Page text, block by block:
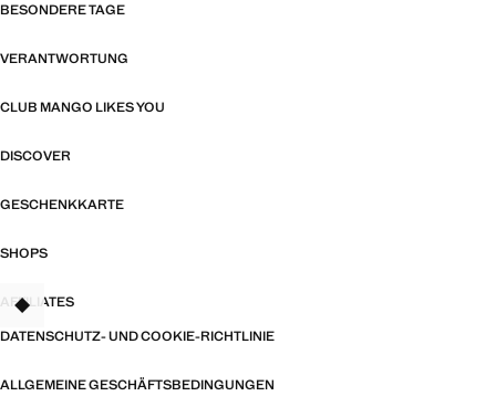
BESONDERE TAGE
VERANTWORTUNG
CLUB MANGO LIKES YOU
DISCOVER
GESCHENKKARTE
SHOPS
AFFILIATES
DATENSCHUTZ- UND COOKIE-RICHTLINIE
ALLGEMEINE GESCHÄFTSBEDINGUNGEN